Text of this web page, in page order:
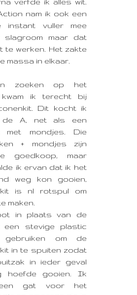
verfde ik alles wit.
nam ik ook een
instant vuller mee
maar dat
te werken. Het zakte
massa in elkaar.
zoeken op het
kwam ik terecht bij
Dit kocht ik
A, net als een
met mondjes. Die
+ mondjes zijn
goedkoop, maar
ik ervan dat ik het
weg kon gooien,
is nl rotspul om
maken.
in plaats van de
een stevige plastic
om de
in te spuiten zodat
in ieder geval
hoefde gooien. Ik
gat voor het